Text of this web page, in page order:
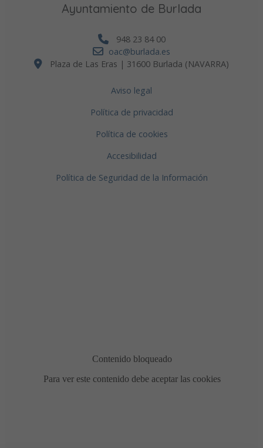
Ayuntamiento de Burlada
948 23 84 00
oac@burlada.es
Plaza de Las Eras | 31600 Burlada (NAVARRA)
Aviso legal
Política de privacidad
Política de cookies
Accesibilidad
Política de Seguridad de la Información